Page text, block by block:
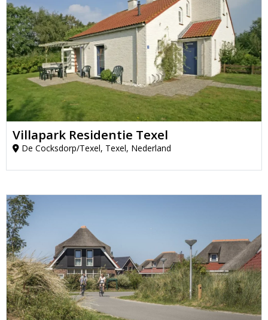
Villapark Residentie Texel
De Cocksdorp/Texel, Texel, Nederland